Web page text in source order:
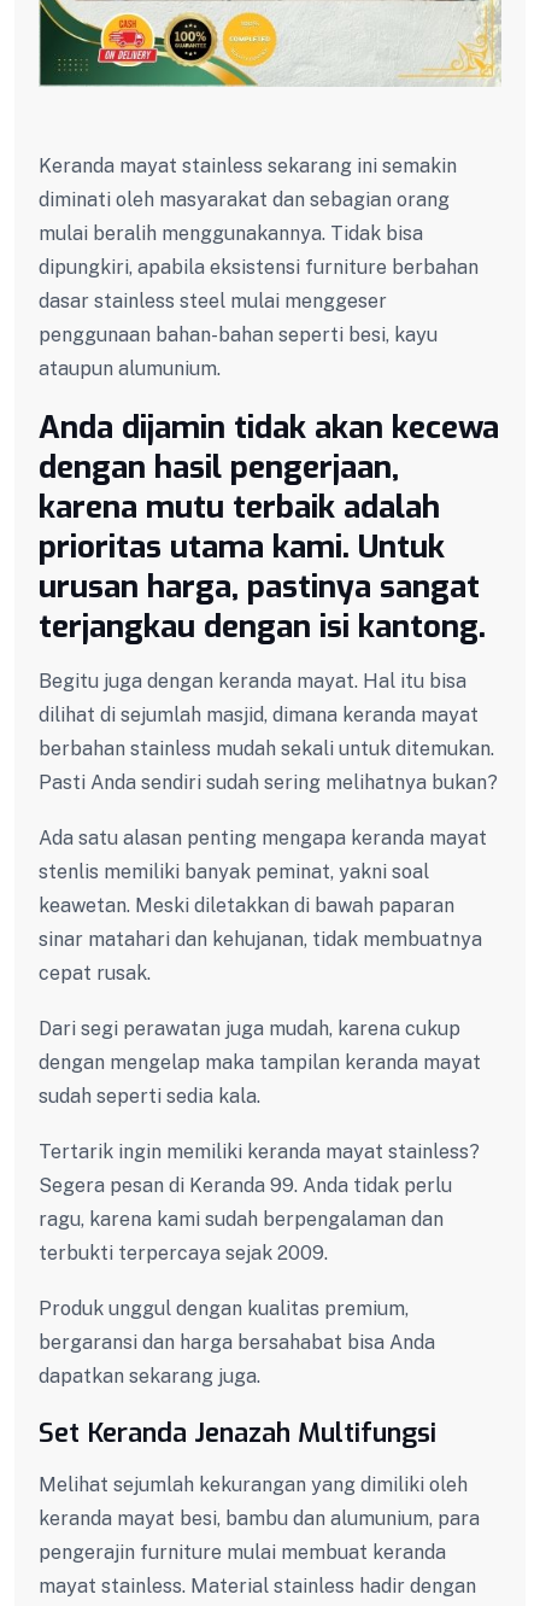
Keranda mayat stainless sekarang ini semakin
diminati oleh masyarakat dan sebagian orang
mulai beralih menggunakannya. Tidak bisa
dipungkiri, apabila eksistensi furniture berbahan
dasar stainless steel mulai menggeser
penggunaan bahan-bahan seperti besi, kayu
ataupun alumunium.
Anda dijamin tidak akan kecewa
dengan hasil pengerjaan,
karena mutu terbaik adalah
prioritas utama kami. Untuk
urusan harga, pastinya sangat
terjangkau dengan isi kantong.
Begitu juga dengan keranda mayat. Hal itu bisa
dilihat di sejumlah masjid, dimana keranda mayat
berbahan stainless mudah sekali untuk ditemukan.
Pasti Anda sendiri sudah sering melihatnya bukan?
Ada satu alasan penting mengapa keranda mayat
stenlis memiliki banyak peminat, yakni soal
keawetan. Meski diletakkan di bawah paparan
sinar matahari dan kehujanan, tidak membuatnya
cepat rusak.
Dari segi perawatan juga mudah, karena cukup
dengan mengelap maka tampilan keranda mayat
sudah seperti sedia kala.
Tertarik ingin memiliki keranda mayat stainless?
Segera pesan di Keranda 99. Anda tidak perlu
ragu, karena kami sudah berpengalaman dan
terbukti terpercaya sejak 2009.
Produk unggul dengan kualitas premium,
bergaransi dan harga bersahabat bisa Anda
dapatkan sekarang juga.
Set Keranda Jenazah Multifungsi
Melihat sejumlah kekurangan yang dimiliki oleh
keranda mayat besi, bambu dan alumunium, para
pengerajin furniture mulai membuat keranda
mayat stainless. Material stainless hadir dengan